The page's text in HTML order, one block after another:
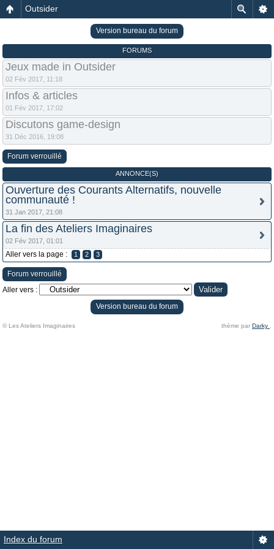
Outsider
Version bureau du forum
FORUMS
Jeux made in Outsider
02 Fév 2017, 11:18
Infos & articles
01 Fév 2017, 17:02
Discutons game-design
31 Déc 2016, 19:08
Forum verrouillé
ANNONCE(S)
Ouverture des Courants Alternatifs, nouvelle
communauté !
31 Jan 2017, 21:08
La fin des Ateliers Imaginaires
02 Fév 2017, 01:01
Aller vers la page : 1 2 3
Forum verrouillé
Aller vers :
Version bureau du forum
© Les Ateliers Imaginaires thème par Darky
Index du forum